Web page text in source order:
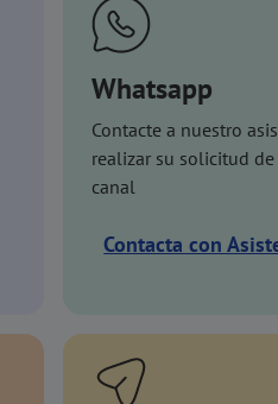
Whatsapp
Contacte a nuestro
realizar su solicitud
canal
Contacta con